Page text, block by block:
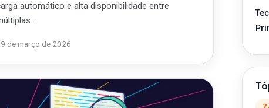
automático e alta disponibilidade entre
de março de 2026